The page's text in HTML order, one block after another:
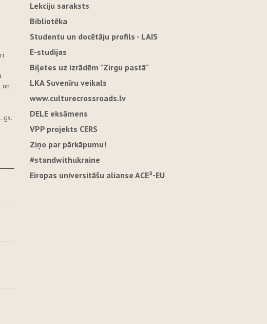
un
gs.
Lekciju saraksts
Bibliotēka
Studentu un docētāju profils - LAIS
E-studijas
Biļetes uz izrādēm "Zirgu pastā"
LKA Suvenīru veikals
www.culturecrossroads.lv
DELE eksāmens
VPP projekts CERS
Ziņo par pārkāpumu!
#standwithukraine
Eiropas universitāšu alianse ACE²-EU